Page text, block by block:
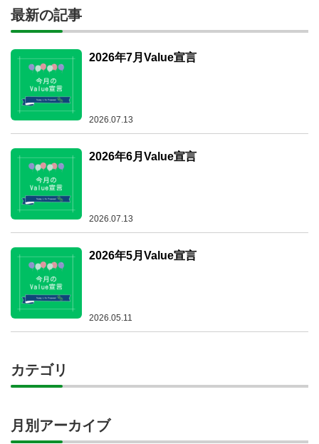
の
ペ
ー
ジ
送
り
最新の記事
2026年7月Value宣言
2026.07.13
2026年6月Value宣言
2026.07.13
2026年5月Value宣言
2026.05.11
カテゴリ
月別アーカイブ